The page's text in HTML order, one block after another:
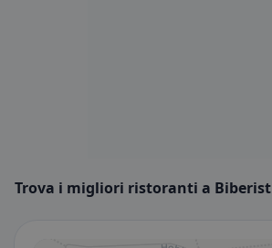
Trova i migliori ristoranti a Biberist